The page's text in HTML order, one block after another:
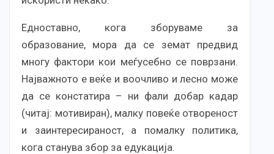
Едноставно, кога зборуваме за
образование, мора да се земат предвид
многу фактори кои меѓусебно се поврзани.
Најважното е веќе и воочливо и лесно може
да се констатира – ни фали добар кадар
(читај: мотивиран), малку повеќе отвореност
и заинтересираност, а помалку политика,
кога станува збор за едукација.